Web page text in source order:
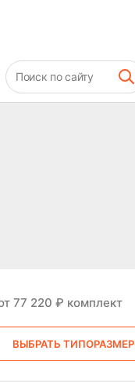
Поиск по сайту
77 220 ₽ комплект
ВЫБРАТЬ ТИПОРАЗМЕР